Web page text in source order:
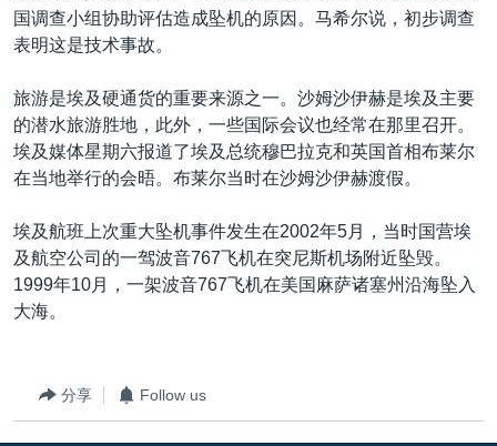
国调查小组协助评估造成坠机的原因。马希尔说，初步调查
表明这是技术事故。
旅游是埃及硬通货的重要来源之一。沙姆沙伊赫是埃及主要
的潜水旅游胜地，此外，一些国际会议也经常在那里召开。
埃及媒体星期六报道了埃及总统穆巴拉克和英国首相布莱尔
在当地举行的会晤。布莱尔当时在沙姆沙伊赫渡假。
埃及航班上次重大坠机事件发生在2002年5月，当时国营埃
及航空公司的一驾波音767飞机在突尼斯机场附近坠毁。
1999年10月，一架波音767飞机在美国麻萨诸塞州沿海坠入
大海。
分享 Follow us